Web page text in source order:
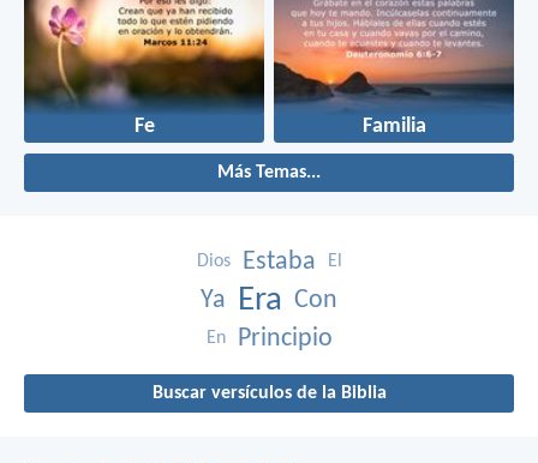
Fe Familia
Más Temas...
Dios Estaba El
Ya Era Con
En Principio
Buscar versículos de la Biblia